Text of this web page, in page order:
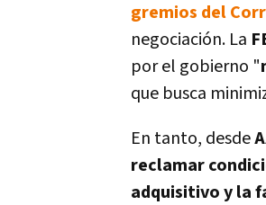
gremios del
negociación. La
por el gobierno "
que busca
En tanto, desde
reclamar
adquisitivo y la